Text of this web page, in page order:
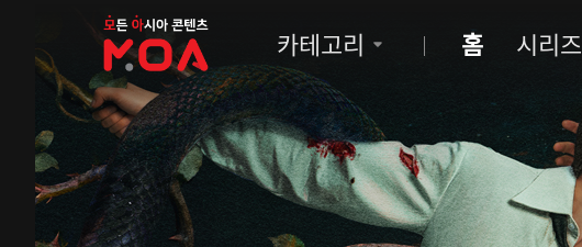
MOA
카테고리 홈 시리즈